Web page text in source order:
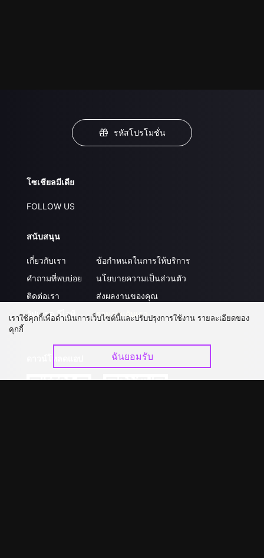
รหัสโปรโมชั่น
โซเชียลมีเดีย
FOLLOW US
สนับสนุน
เกี่ยวกับเรา
คำถามที่พบบ่อย
ติดต่อเรา
อัปเกรด วีไอพี
ข้อกำหนดในการให้บริการ
นโยบายความเป็นส่วนตัว
ส่งผลงานของคุณ
ร่วมงานกับเรา
เราใช้คุกกี้เพื่อดำเนินการเว็บไซต์นี้และปรับปรุงการใช้งาน รายละเอียดของ
คุกกี้
ฉันยอมรับ